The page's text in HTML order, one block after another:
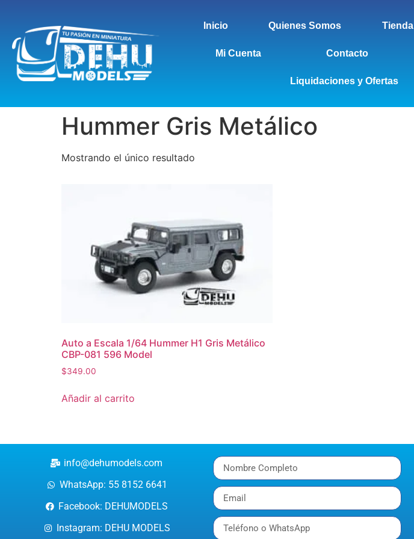
Inicio Quienes Somos Tienda
Mi Cuenta Contacto
Liquidaciones y Ofertas
Hummer Gris Metálico
Mostrando el único resultado
Auto a Escala 1/64 Hummer H1 Gris Metálico
CBP-081 596 Model
$349.00
Añadir al carrito
info@dehumodels.com
WhatsApp: 55 8152 6641
Facebook: DEHUMODELS
Instagram: DEHU MODELS